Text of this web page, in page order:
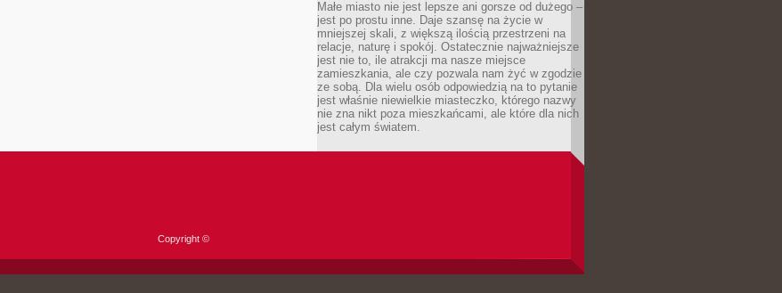
Małe miasto nie jest lepsze ani gorsze od dużego –
jest po prostu inne. Daje szansę na życie w
mniejszej skali, z większą ilością przestrzeni na
relacje, naturę i spokój. Ostatecznie najważniejsze
jest nie to, ile atrakcji ma nasze miejsce
zamieszkania, ale czy pozwala nam żyć w zgodzie
ze sobą. Dla wielu osób odpowiedzią na to pytanie
jest właśnie niewielkie miasteczko, którego nazwy
nie zna nikt poza mieszkańcami, ale które dla nich
jest całym światem.
Copyright ©